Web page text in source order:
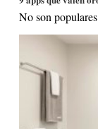
No son